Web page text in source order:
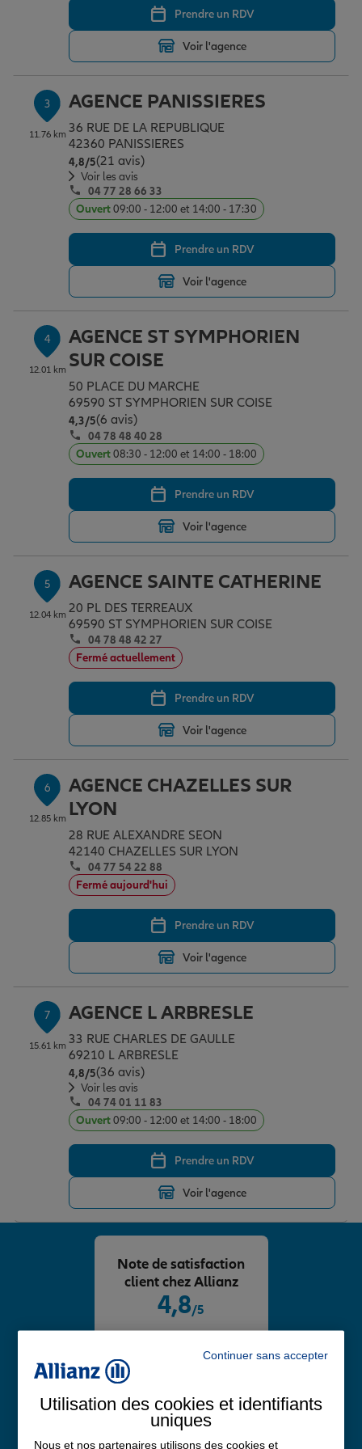
Garantie des accidents de la vie
Assurance scolaire
Protection juridique
Retraite
Tous nos devis d'assurance
Prendre un RDV
Voir l'agence
3
11.76 km
AGENCE PANISSIERES
36 RUE DE LA REPUBLIQUE
42360 PANISSIERES
4,8/5Note de 4.8 sur 5
(21 avis)
Voir les avis
04 77 28 66 33
Ouvert09:00 - 12:00 et 14:00 - 17:30
Prendre un RDV
Voir l'agence
4
12.01 km
AGENCE ST SYMPHORIEN
SUR COISE
50 PLACE DU MARCHE
69590 ST SYMPHORIEN SUR COISE
4,3/5Note de 4.3 sur 5
(6 avis)
04 78 48 40 28
Ouvert08:30 - 12:00 et 14:00 - 18:00
Prendre un RDV
Voir l'agence
5
12.04 km
AGENCE SAINTE CATHERINE
20 PL DES TERREAUX
69590 ST SYMPHORIEN SUR COISE
04 78 48 42 27
Fermé actuellement
Prendre un RDV
Voir l'agence
6
12.85 km
AGENCE CHAZELLES SUR
LYON
28 RUE ALEXANDRE SEON
42140 CHAZELLES SUR LYON
04 77 54 22 88
Fermé aujourd'hui
Prendre un RDV
Voir l'agence
7
15.61 km
AGENCE L ARBRESLE
33 RUE CHARLES DE GAULLE
69210 L ARBRESLE
4,8/5Note de 4.8 sur 5
(36 avis)
Voir les avis
04 74 01 11 83
Ouvert09:00 - 12:00 et 14:00 - 18:00
Prendre un RDV
Voir l'agence
4,8/5
Note de satisfaction
client chez Allianz
Continuer sans accepter
Utilisation des cookies et identifiants
uniques
Nous et nos partenaires utilisons des cookies et